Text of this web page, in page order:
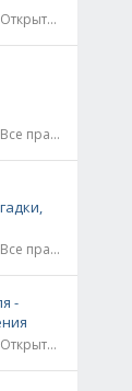
22.02.22, Информация / Открытки / Все праздники
20.06.21, Информация / Все праздники / Рассказы и истории
10.07.21, Информация / Все праздники
-
04.10.21, Информация / Открытки / Все праздники